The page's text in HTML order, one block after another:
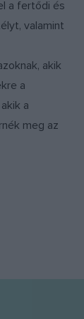
a fertődi és
valamint
akik
a
a
meg az